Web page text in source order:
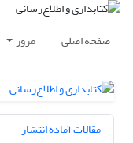
صفحه اصلی مرور
مقالات آماده انتشار